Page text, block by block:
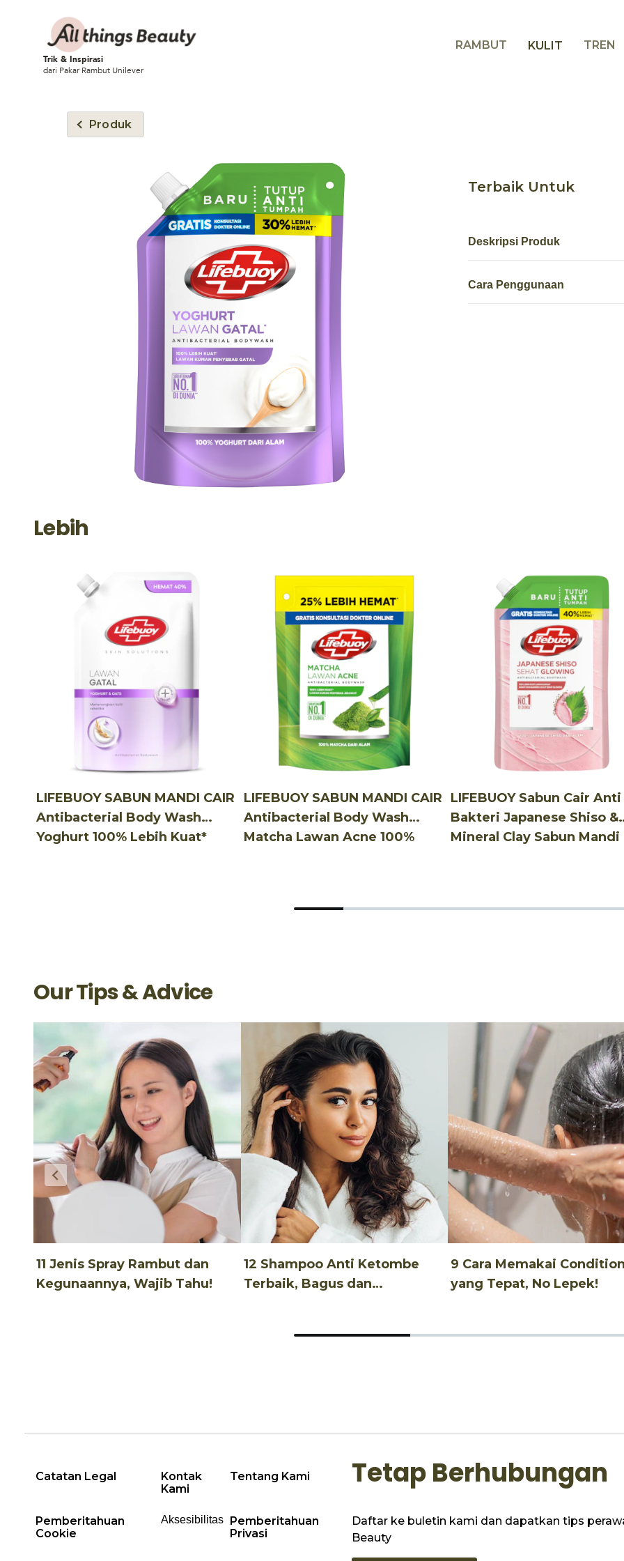
Trik & Inspirasi
dari Pakar Rambut Unilever
RAMBUT KULIT TREN
Produk
Terbaik Untuk
Deskripsi Produk
Cara Penggunaan
Lebih
LIFEBUOY SABUN MANDI CAIR
Antibacterial Body Wash
Yoghurt 100% Lebih Kuat*
LIFEBUOY SABUN MANDI CAIR
Antibacterial Body Wash
Matcha Lawan Acne 100%
LIFEBUOY Sabun Cair Anti
Bakteri Japanese Shiso &
Mineral Clay Sabun Mandi
Our Tips & Advice
11 Jenis Spray Rambut dan
Kegunaannya, Wajib Tahu!
12 Shampoo Anti Ketombe
Terbaik, Bagus dan
9 Cara Memakai
yang Tepat, No Lepek!
Catatan Legal
Pemberitahuan
Cookie
Kontak
Kami
Aksesibilitas
Tentang Kami
Pemberitahuan
Privasi
Tetap Berhubungan
Daftar ke buletin kami dan dapatkan tips
Beauty